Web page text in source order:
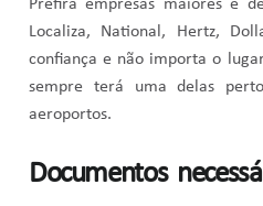
Prefira empresas maiores e
Localiza, National, Hertz,
confiança e não importa o
sempre terá uma delas
aeroportos.
Documentos